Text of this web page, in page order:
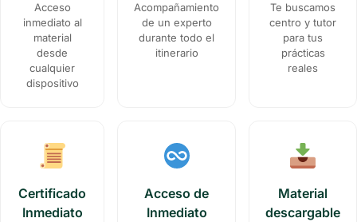
Acceso
inmediato al
material
desde
cualquier
dispositivo
Acompañamiento
de un experto
durante todo el
itinerario
Te buscamos
centro y tutor
para tus
prácticas
reales
Certificado
Inmediato
Acceso de
Inmediato
Material
descargable